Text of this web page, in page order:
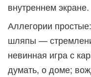
внутреннем экране.
Аллегории
шляпы —
невинная игра с
думать, о доме;